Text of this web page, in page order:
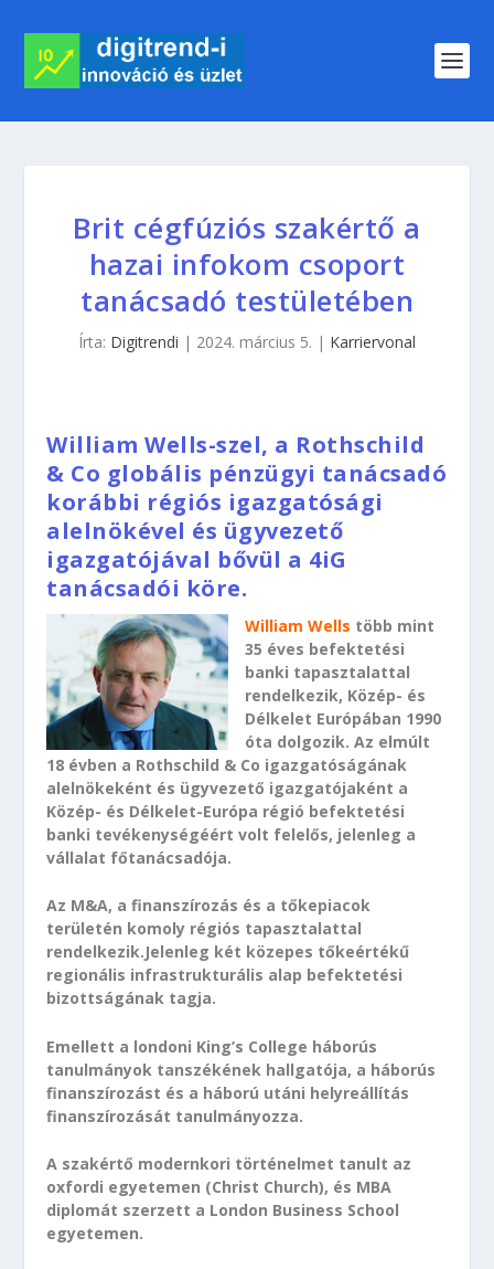
Brit cégfúziós szakértő a
hazai infokom csoport
tanácsadó testületében
Írta: Digitrendi | 2024. március 5. | Karriervonal
William Wells-szel, a Rothschild
& Co globális pénzügyi tanácsadó
korábbi régiós igazgatósági
alelnökével és ügyvezető
igazgatójával bővül a 4iG
tanácsadói köre.
William Wells több mint
35 éves befektetési
banki tapasztalattal
rendelkezik, Közép- és
Délkelet Európában 1990
óta dolgozik. Az elmúlt
18 évben a Rothschild & Co igazgatóságának
alelnökeként és ügyvezető igazgatójaként a
Közép- és Délkelet-Európa régió befektetési
banki tevékenységéért volt felelős, jelenleg a
vállalat főtanácsadója.
Az M&A, a finanszírozás és a tőkepiacok
területén komoly régiós tapasztalattal
rendelkezik.Jelenleg két közepes tőkeértékű
regionális infrastrukturális alap befektetési
bizottságának tagja.
Emellett a londoni King’s College háborús
tanulmányok tanszékének hallgatója, a háborús
finanszírozást és a háború utáni helyreállítás
finanszírozását tanulmányozza.
A szakértő modernkori történelmet tanult az
oxfordi egyetemen (Christ Church), és MBA
diplomát szerzett a London Business School
egyetemen.